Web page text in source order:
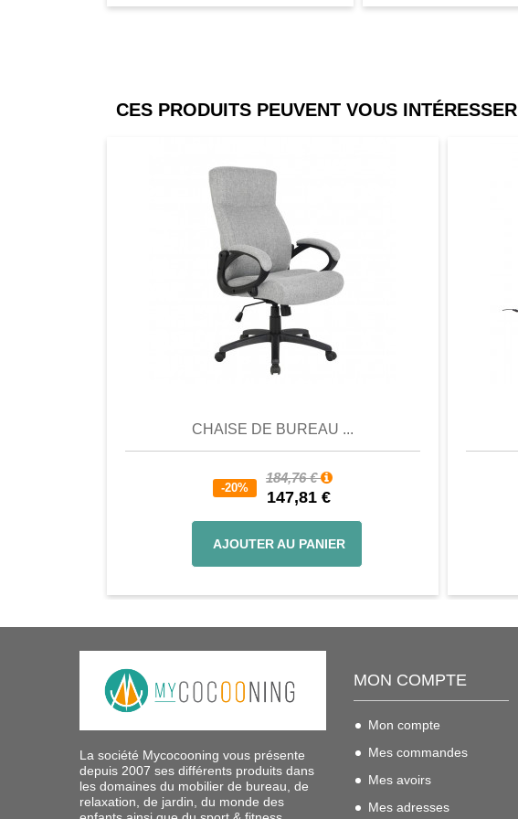
CES PRODUITS PEUVENT VOUS INTÉRESSER
CHAISE DE BUREAU ...
-20%
184,76 €
147,81 €
AJOUTER AU PANIER
Favori
La société Mycocooning vous présente
depuis 2007 ses différents produits dans
les domaines du mobilier de bureau, de
relaxation, de jardin, du monde des
MON COMPTE
Mon compte
Mes commandes
Mes avoirs
Mes adresses